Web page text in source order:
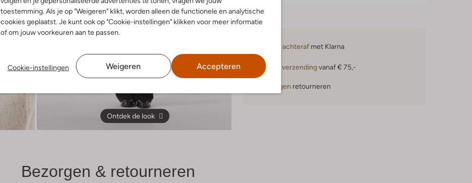
toestemming. Als je op "Weigeren" klikt, worden alleen de functionele en analytische
cookies geplaatst. Je kunt ook op "Cookie-instellingen" klikken voor meer informatie
of om jouw voorkeuren aan te passen.
Cookie-instellingen Weigeren Accepteren
Ontdek de look
Betaal achteraf met Klarna
Gratis verzendingvanaf € 75,-
30 dagen retourneren
Bezorgen & retourneren